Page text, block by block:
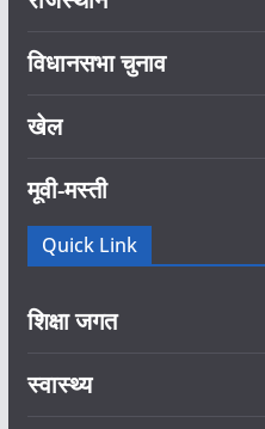
विधानसभा चुनाव
खेल
मूवी-मस्ती
Quick Link
शिक्षा जगत
स्वास्थ्य